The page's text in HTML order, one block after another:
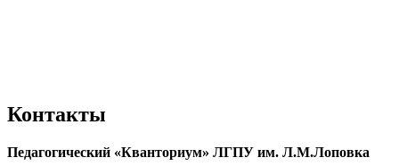
Контакты
Педагогический «Кванториум» ЛГПУ им. Л.М.Лоповка